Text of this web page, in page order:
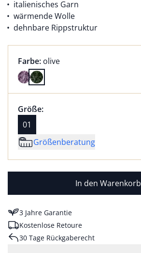
italienisches Garn
wärmende Wolle
dehnbare Rippstruktur
Farbauswahl:
Farbe: aktuell ausgewählt:
olive
Farbe olive ausgewählt
Größenauswahl:
Größe:
Größe 01 ausgewählt
01
Größenberatung
In den Warenkorb
3 Jahre Garantie
Kostenlose Retoure
30 Tage Rückgaberecht